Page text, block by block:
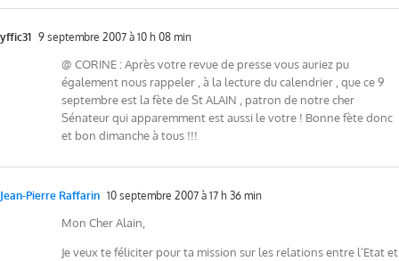
yffic31 9 septembre 2007 à 10 h 08 min
@ CORINE : Après votre revue de presse vous auriez pu
également nous rappeler , à la lecture du calendrier , que ce 9
septembre est la fète de St ALAIN , patron de notre cher
Sénateur qui apparemment est aussi le votre ! Bonne fète donc
et bon dimanche à tous !!!
Jean-Pierre Raffarin 10 septembre 2007 à 17 h 36 min
Mon Cher Alain,
Je veux te féliciter pour ta mission sur les relations entre l’Etat et